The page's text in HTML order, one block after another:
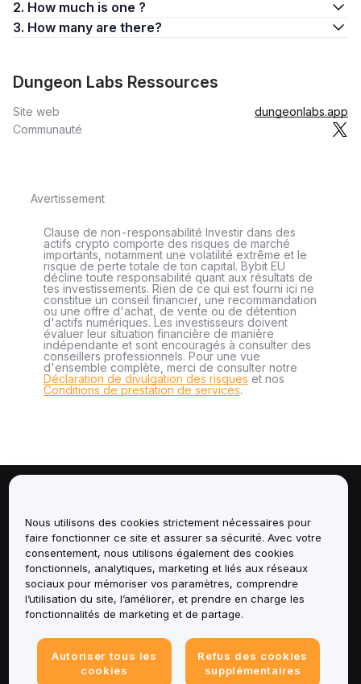
2. How much is one ?
3. How many are there?
Dungeon Labs Ressources
Site web
dungeonlabs.app
Communauté
Avertissement
Clause de non-responsabilité Investir dans des
actifs crypto comporte des risques de marché
importants, notamment une volatilité extrême et le
risque de perte totale de ton capital. Bybit EU
décline toute responsabilité quant aux résultats de
tes investissements. Rien de ce qui est fourni ici ne
constitue un conseil financier, une recommandation
ou une offre d'achat, de vente ou de détention
d'actifs numériques. Les investisseurs doivent
évaluer leur situation financière de manière
indépendante et sont encouragés à consulter des
conseillers professionnels. Pour une vue
d'ensemble complète, merci de consulter notre
Déclaration de divulgation des risques et nos
Conditions de prestation de services.
Services
Assistance
Produits
Mentions légales
Nous utilisons des cookies strictement nécessaires pour
faire fonctionner ce site et assurer sa sécurité. Avec votre
consentement, nous utilisons également des cookies
fonctionnels, analytiques, marketing et liés aux réseaux
sociaux pour mémoriser vos paramètres, comprendre
l’utilisation du site, l’améliorer, et prendre en charge les
fonctionnalités de marketing et de partage.
Autoriser tous les
cookies
Refus des cookies
supplémentaires